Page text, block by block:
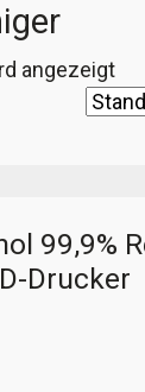
angezeigt
99,9%
Drucker